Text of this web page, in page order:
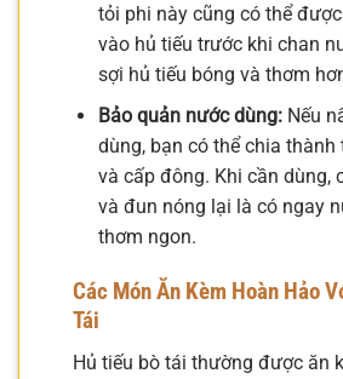
tỏi phi này cũng có thể
vào hủ tiếu trước khi chan
sợi hủ tiếu bóng và thơm
Bảo quản nước dùng:Nếu
dùng, bạn có thể chia
và cấp đông. Khi cần dùng,
và đun nóng lại là có ngay
thơm ngon.
Các Món Ăn Kèm Hoàn Hảo
Tái
Hủ tiếu bò tái thường được ăn